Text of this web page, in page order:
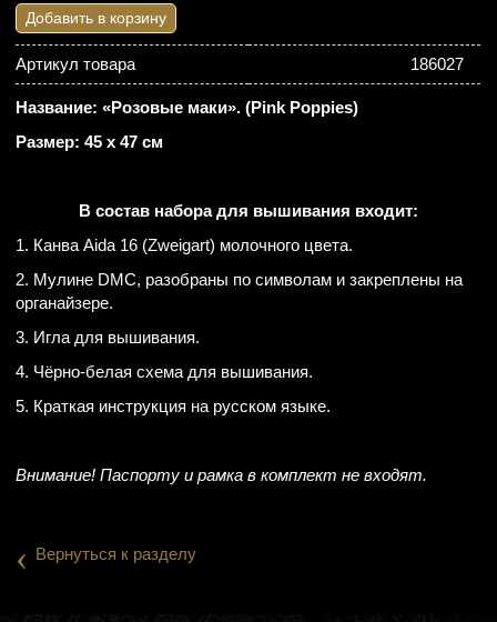
Добавить в корзину
Артикул товара 186027
Название: «Розовые маки». (Pink Poppies)
Размер: 45 х 47 см
В состав набора для вышивания входит:
1. Канва Aida 16 (Zweigart) молочного цвета.
2. Мулине DMC, разобраны по символам и закреплены на
органайзере.
3. Игла для вышивания.
4. Чёрно-белая схема для вышивания.
5. Краткая инструкция на русском языке.
Внимание! Паспорту и рамка в комплект не входят.
‹ Вернуться к разделу